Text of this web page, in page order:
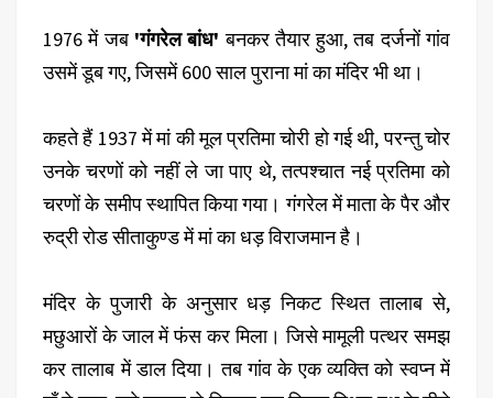
1976 में जब 'गंगरेल बांध' बनकर तैयार हुआ, तब दर्जनों गांव
उसमें डूब गए, जिसमें 600 साल पुराना मां का मंदिर भी था।
कहते हैं 1937 में मां की मूल प्रतिमा चोरी हो गई थी, परन्तु चोर
उनके चरणों को नहीं ले जा पाए थे, तत्पश्चात नई प्रतिमा को
चरणों के समीप स्थापित किया गया। गंगरेल में माता के पैर और
रुद्री रोड सीताकुण्ड में मां का धड़ विराजमान है।
मंदिर के पुजारी के अनुसार धड़ निकट स्थित तालाब से,
मछुआरों के जाल में फंस कर मिला। जिसे मामूली पत्थर समझ
कर तालाब में डाल दिया। तब गांव के एक व्यक्ति को स्वप्न में